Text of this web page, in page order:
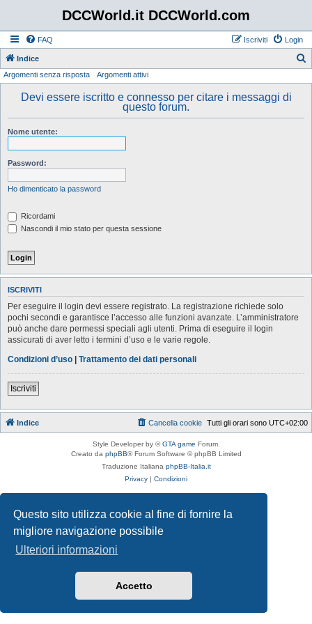
Questo sito utilizza cookie al fine di fornire la
migliore navigazione possibile
Ulteriori informazioni
Accetto
DCCWorld.it DCCWorld.com
FAQ Login
Iscriviti
Indice
Argomenti senza risposta Argomenti attivi
Devi essere iscritto e connesso per citare i messaggi di
questo forum.
Nome utente:
Password:
Ho dimenticato la password
Ricordami
Nascondi il mio stato per questa sessione
ISCRIVITI
Per eseguire il login devi essere registrato. La registrazione richiede solo
pochi secondi e garantisce l’accesso alle funzioni avanzate. L’amministratore
può anche dare permessi speciali agli utenti. Prima di eseguire il login
assicurati di aver letto i termini d’uso e le varie regole.
Condizioni d’uso | Trattamento dei dati personali
Iscriviti
Indice Tutti gli orari sono UTC+02:00
Cancella cookie
Style Developer by ©GTA game Forum.
Creato da phpBB® Forum Software © phpBB Limited
Traduzione Italiana phpBB-Italia.it
Privacy | Condizioni